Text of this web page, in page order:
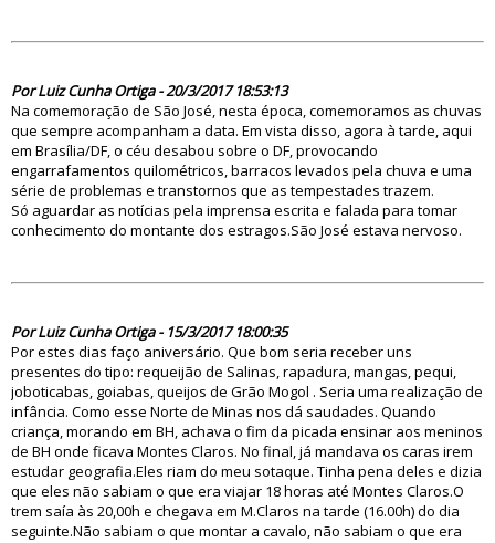
Por Luiz Cunha Ortiga - 20/3/2017 18:53:13
Na comemoração de São José, nesta época, comemoramos as chuvas
que sempre acompanham a data. Em vista disso, agora à tarde, aqui
em Brasília/DF, o céu desabou sobre o DF, provocando
engarrafamentos quilométricos, barracos levados pela chuva e uma
série de problemas e transtornos que as tempestades trazem.
Só aguardar as notícias pela imprensa escrita e falada para tomar
conhecimento do montante dos estragos.São José estava nervoso.
Por Luiz Cunha Ortiga - 15/3/2017 18:00:35
Por estes dias faço aniversário. Que bom seria receber uns
presentes do tipo: requeijão de Salinas, rapadura, mangas, pequi,
joboticabas, goiabas, queijos de Grão Mogol . Seria uma realização de
infância. Como esse Norte de Minas nos dá saudades. Quando
criança, morando em BH, achava o fim da picada ensinar aos meninos
de BH onde ficava Montes Claros. No final, já mandava os caras irem
estudar geografia.Eles riam do meu sotaque. Tinha pena deles e dizia
que eles não sabiam o que era viajar 18 horas até Montes Claros.O
trem saía às 20,00h e chegava em M.Claros na tarde (16.00h) do dia
seguinte.Não sabiam o que montar a cavalo, não sabiam o que era